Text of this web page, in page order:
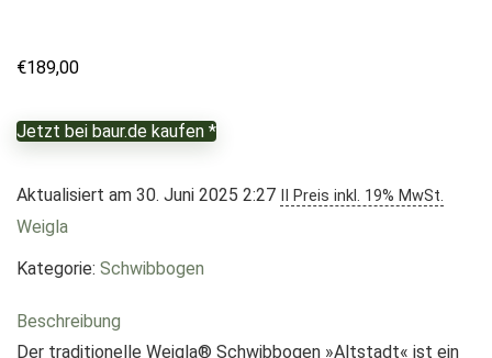
€189,00
Jetzt bei baur.de kaufen *
Aktualisiert am 30. Juni 2025 2:27 II Preis inkl. 19% MwSt.
Weigla
Kategorie: Schwibbogen
Beschreibung
Der traditionelle Weigla® Schwibbogen »Altstadt« ist ein